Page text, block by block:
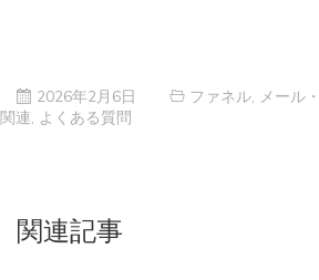
2026年2月6日 ファネル メール
関連 よくある質問
関連記事